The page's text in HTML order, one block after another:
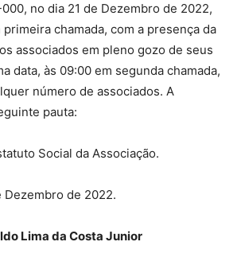
000, no dia 21 de Dezembro de 2022,
chamada, com a presença da
associados em pleno gozo de seus
data, às 09:00 em segunda chamada,
número de associados. A
pauta:
Social da Associação.
Dezembro de 2022.
Lima da Costa Junior